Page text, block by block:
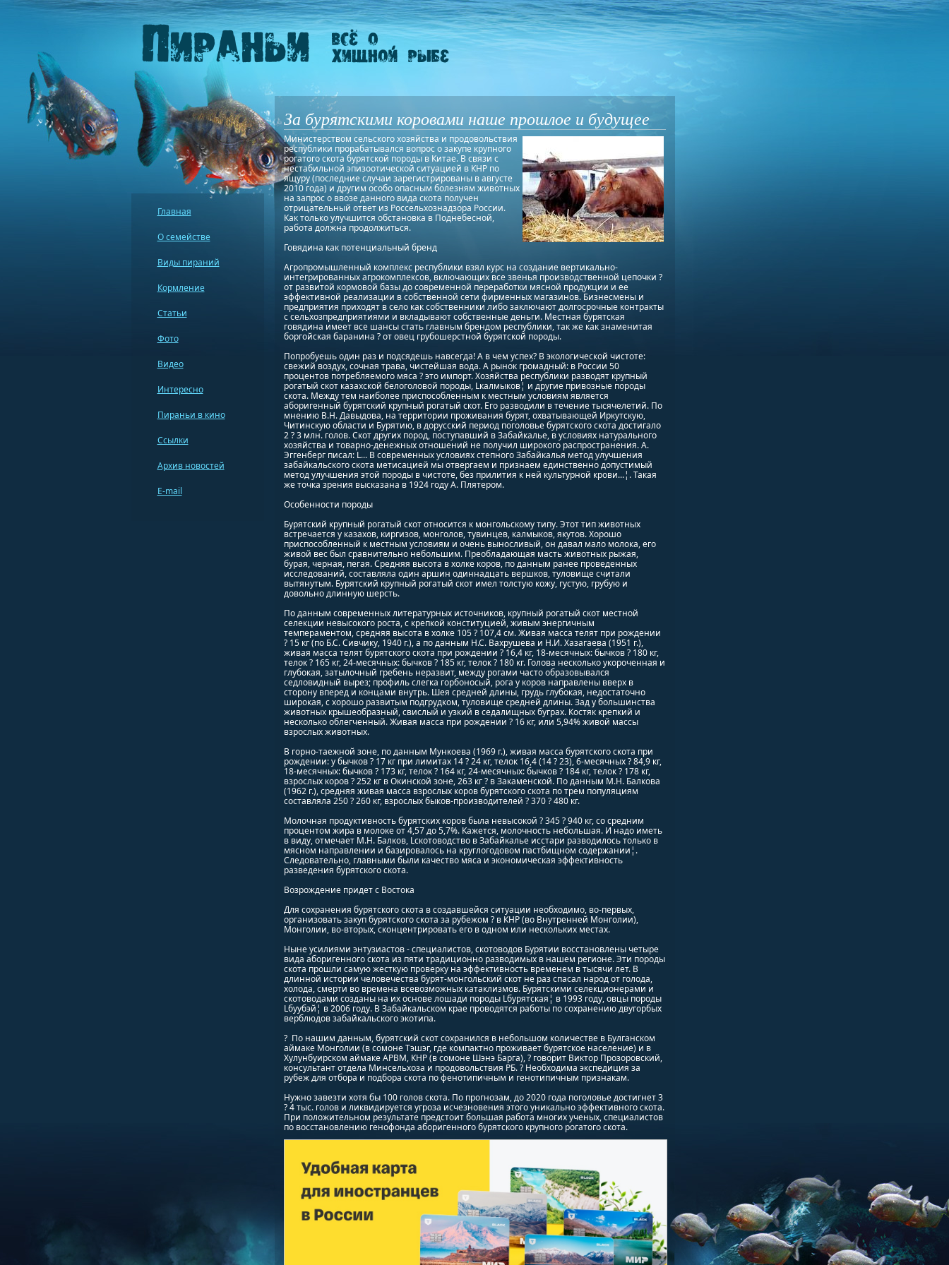
За бурятскими коровами наше прошлое и будущее
Министерством сельского хозяйства и продовольствия
республики прорабатывался вопрос о закупе крупного
рогатого скота бурятской породы в Китае. В связи с
нестабильной эпизоотической ситуацией в КНР по
ящуру (последние случаи зарегистрированы в августе
2010 года) и другим особо опасным болезням животных
на запрос о ввозе данного вида скота получен
отрицательный ответ из Россельхознадзора России.
Как только улучшится обстановка в Поднебесной,
работа должна продолжиться.
Говядина как потенциальный бренд
Агропромышленный комплекс республики взял курс на создание вертикально-
интегрированных агрокомплексов, включающих все звенья производственной цепочки ?
от развитой кормовой базы до современной переработки мясной продукции и ее
эффективной реализации в собственной сети фирменных магазинов. Бизнесмены и
предприятия приходят в село как собственники либо заключают долгосрочные контракты
с сельхозпредприятиями и вкладывают собственные деньги. Местная бурятская
говядина имеет все шансы стать главным брендом республики, так же как знаменитая
боргойская баранина ? от овец грубошерстной бурятской породы.
Попробуешь один раз и подсядешь навсегда! А в чем успех? В экологической чистоте:
свежий воздух, сочная трава, чистейшая вода. А рынок громадный: в России 50
процентов потребляемого мяса ? это импорт. Хозяйства республики разводят крупный
рогатый скот казахской белоголовой породы, Lкалмыков¦ и другие привозные породы
скота. Между тем наиболее приспособленным к местным условиям является
аборигенный бурятский крупный рогатый скот. Его разводили в течение тысячелетий. По
мнению В.Н. Давыдова, на территории проживания бурят, охватывающей Иркутскую,
Читинскую области и Бурятию, в дорусский период поголовье бурятского скота достигало
2 ? 3 млн. голов. Скот других пород, поступавший в Забайкалье, в условиях натурального
хозяйства и товарно-денежных отношений не получил широкого распространения. А.
Эггенберг писал: L... В современных условиях степного Забайкалья метод улучшения
забайкальского скота метисацией мы отвергаем и признаем единственно допустимый
метод улучшения этой породы в чистоте, без прилития к ней культурной крови...¦. Такая
же точка зрения высказана в 1924 году А. Плятером.
Особенности породы
Бурятский крупный рогатый скот относится к монгольскому типу. Этот тип животных
встречается у казахов, киргизов, монголов, тувинцев, калмыков, якутов. Хорошо
приспособленный к местным условиям и очень выносливый, он давал мало молока, его
живой вес был сравнительно небольшим. Преобладающая масть животных рыжая,
бурая, черная, пегая. Средняя высота в холке коров, по данным ранее проведенных
исследований, составляла один аршин одиннадцать вершков, туловище считали
вытянутым. Бурятский крупный рогатый скот имел толстую кожу, густую, грубую и
довольно длинную шерсть.
По данным современных литературных источников, крупный рогатый скот местной
селекции невысокого роста, с крепкой конституцией, живым энергичным
темпераментом, средняя высота в холке 105 ? 107,4 см. Живая масса телят при рождении
? 15 кг (по Б.С. Сивчику, 1940 г.), а по данным Н.С. Вахрушева и Н.И. Хазагаева (1951 г.),
живая масса телят бурятского скота при рождении ? 16,4 кг, 18-месячных: бычков ? 180 кг,
телок ? 165 кг, 24-месячных: бычков ? 185 кг, телок ? 180 кг. Голова несколько укороченная и
глубокая, затылочный гребень неразвит, между рогами часто образовывался
седловидный вырез; профиль слегка горбоносый, рога у коров направлены вверх в
сторону вперед и концами внутрь. Шея средней длины, грудь глубокая, недостаточно
широкая, с хорошо развитым подгрудком, туловище средней длины. Зад у большинства
животных крышеобразный, свислый и узкий в седалищных буграх. Костяк крепкий и
несколько облегченный. Живая масса при рождении ? 16 кг, или 5,94% живой массы
взрослых животных.
В горно-таежной зоне, по данным Мункоева (1969 г.), живая масса бурятского скота при
рождении: у бычков ? 17 кг при лимитах 14 ? 24 кг, телок 16,4 (14 ? 23), 6-месячных ? 84,9 кг,
18-месячных: бычков ? 173 кг, телок ? 164 кг, 24-месячных: бычков ? 184 кг, телок ? 178 кг,
взрослых коров ? 252 кг в Окинской зоне, 263 кг ? в Закаменской. По данным М.Н. Балкова
(1962 г.), средняя живая масса взрослых коров бурятского скота по трем популяциям
составляла 250 ? 260 кг, взрослых быков-производителей ? 370 ? 480 кг.
Молочная продуктивность бурятских коров была невысокой ? 345 ? 940 кг, со средним
процентом жира в молоке от 4,57 до 5,7%. Кажется, молочность небольшая. И надо иметь
в виду, отмечает М.Н. Балков, Lскотоводство в Забайкалье исстари разводилось только в
мясном направлении и базировалось на круглогодовом пастбищном содержании¦.
Следовательно, главными были качество мяса и экономическая эффективность
разведения бурятского скота.
Возрождение придет с Востока
Для сохранения бурятского скота в создавшейся ситуации необходимо, во-первых,
организовать закуп бурятского скота за рубежом ? в КНР (во Внутренней Монголии),
Монголии, во-вторых, сконцентрировать его в одном или нескольких местах.
Ныне усилиями энтузиастов - специалистов, скотоводов Бурятии восстановлены четыре
вида аборигенного скота из пяти традиционно разводимых в нашем регионе. Эти породы
скота прошли самую жесткую проверку на эффективность временем в тысячи лет. В
длинной истории человечества бурят-монгольский скот не раз спасал народ от голода,
холода, смерти во времена всевозможных катаклизмов. Бурятскими селекционерами и
скотоводами созданы на их основе лошади породы Lбурятская¦ в 1993 году, овцы породы
Lбуубэй¦ в 2006 году. В Забайкальском крае проводятся работы по сохранению двугорбых
верблюдов забайкальского экотипа.
? По нашим данным, бурятский скот сохранился в небольшом количестве в Булганском
аймаке Монголии (в сомоне Тэшэг, где компактно проживает бурятское население) и в
Хулунбуирском аймаке АРВМ, КНР (в сомоне Шэнэ Барга), ? говорит Виктор Прозоровский,
консультант отдела Минсельхоза и продовольствия РБ. ? Необходима экспедиция за
рубеж для отбора и подбора скота по фенотипичным и генотипичным признакам.
Нужно завезти хотя бы 100 голов скота. По прогнозам, до 2020 года поголовье достигнет 3
? 4 тыс. голов и ликвидируется угроза исчезновения этого уникально эффективного скота.
При положительном результате предстоит большая работа многих ученых, специалистов
по восстановлению генофонда аборигенного бурятского крупного рогатого скота.
Главная
О семействе
Виды пираний
Кормление
Статьи
Фото
Видео
Интересно
Пираньи в кино
Ссылки
Архив новостей
E-mail